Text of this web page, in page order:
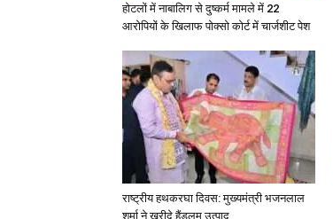
होटलों में नाबालिग से दुष्कर्म मामले में 22
आरोपियों के खिलाफ पोक्सो कोर्ट में चार्जशीट पेश
राष्ट्रीय हथकरघा दिवस: मुख्यमंत्री भजनलाल
शर्मा ने खरीदे हैंडलूम उत्पाद